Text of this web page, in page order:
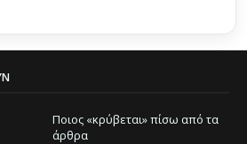
Ποιος «κρύβεται» πίσω από τα
άρθρα